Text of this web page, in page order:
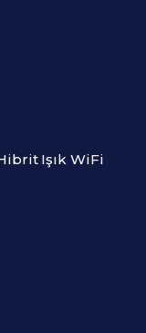
Işık WiFi